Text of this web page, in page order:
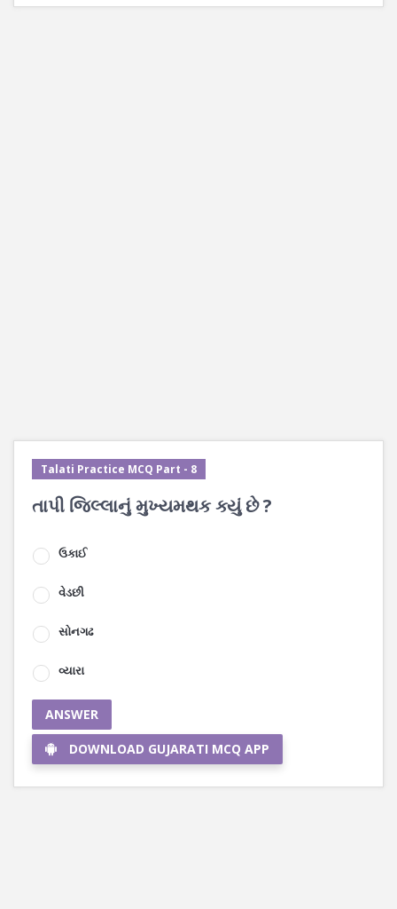
Talati Practice MCQ Part - 8
તાપી જિલ્લાનું મુખ્યમથક ક્યું છે ?
ઉકાઈ
વેડછી
સોનગઢ
વ્યારા
ANSWER
DOWNLOAD GUJARATI MCQ APP